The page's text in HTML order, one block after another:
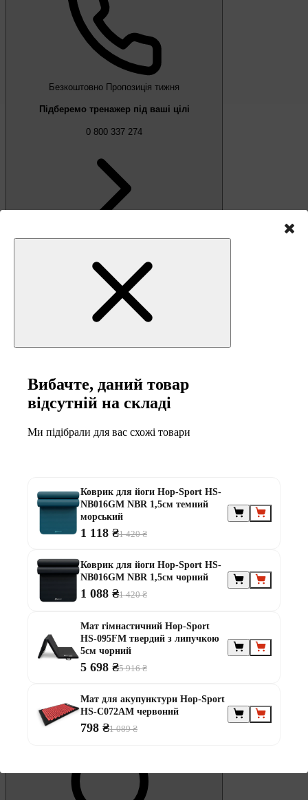
Безкоштовно Пропозиція тижня
Підберемо тренажер під ваші цілі
0 800 337 274
Обране
Вибачте, даний товар
відсутній на складі
Ми підібрали для вас схожі товари
Коврик для йоги Hop-Sport HS-
NB016GM NBR 1,5см темний
морський
1 118 ₴1 420 ₴
Коврик для йоги Hop-Sport HS-
NB016GM NBR 1,5см чорний
1 088 ₴1 420 ₴
Мат гімнастичний Hop-Sport
HS-095FM твердий з липучкою
5см чорний
5 698 ₴5 916 ₴
Мат для акупунктури Hop-Sport
HS-C072AM червоний
798 ₴1 089 ₴